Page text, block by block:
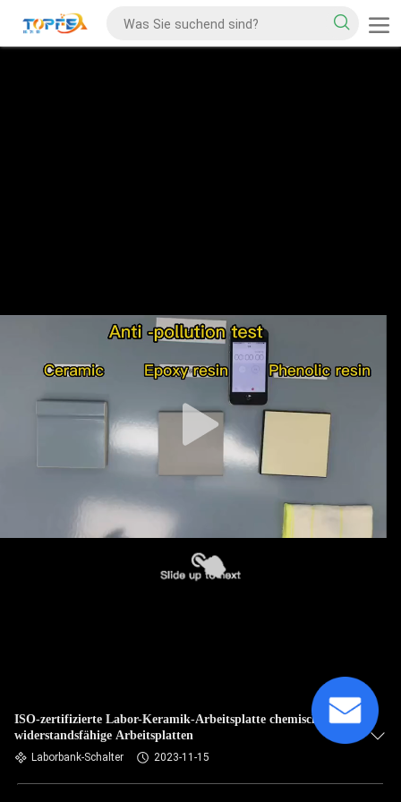
ISO-zertifizierte Labor-Keramik-Arbeitsplatte chemisch
widerstandsfähige Arbeitsplatten
Laborbank-Schalter 2023-11-15